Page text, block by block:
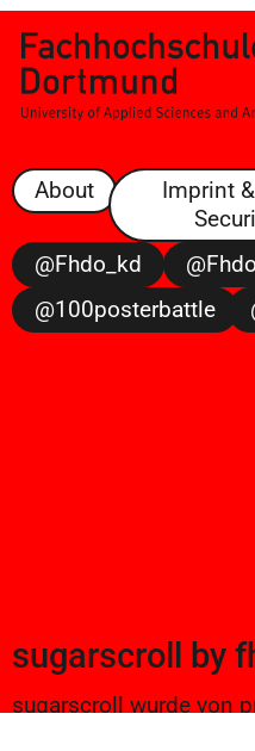
About
Imprint
@fhdo_kd
@100posterbattle
sugarscroll by
sugarscroll wurde von